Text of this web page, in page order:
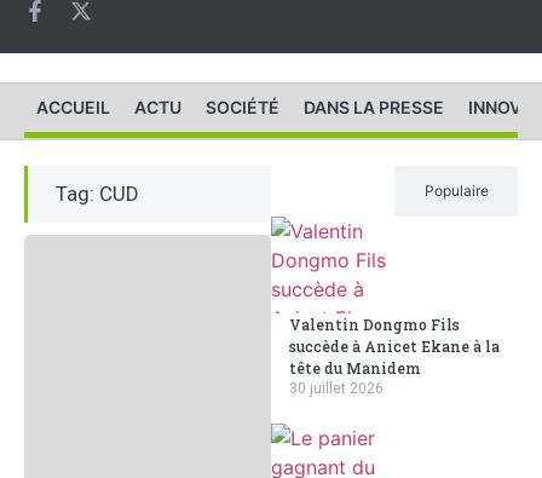
ACCUEIL ACTU SOCIÉTÉ DANS LA PRESSE
Tag: CUD Populaire
Valentin Dongmo Fils
succède à Anicet Ekane à la
tête du Manidem
30 juillet 2026